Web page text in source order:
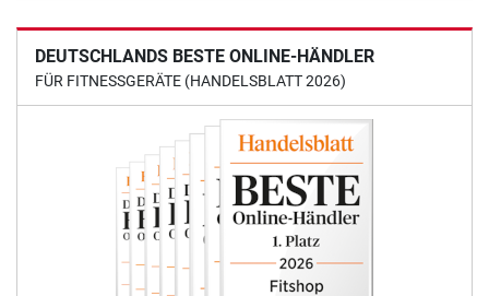
DEUTSCHLANDS BESTE ONLINE-HÄNDLER
FÜR FITNESSGERÄTE (HANDELSBLATT 2026)